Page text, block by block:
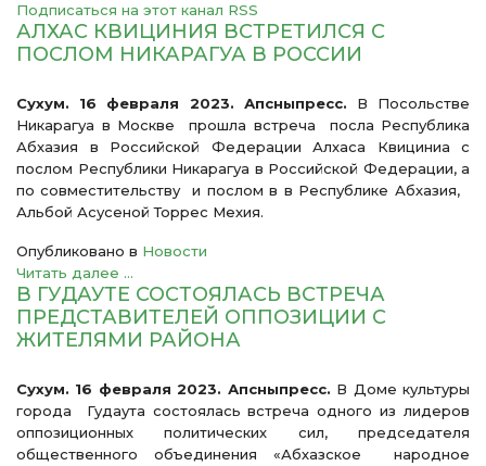
Подписаться на этот канал RSS
АЛХАС КВИЦИНИЯ ВСТРЕТИЛСЯ С
ПОСЛОМ НИКАРАГУА В РОССИИ
Сухум. 16 февраля 2023. Апсныпресс. В Посольстве
Никарагуа в Москве
прошла встреча посла Республика
Абхазия в Российской Федерации Алхаса Квициниа с
послом Республики Никарагуа в Российской Федерации, а
по совместительству и послом в в Республике Абхазия,
Альбой Асусеной Торрес Мехия.
Опубликовано в Новости
Читать далее ...
В ГУДАУТЕ СОСТОЯЛАСЬ ВСТРЕЧА
ПРЕДСТАВИТЕЛЕЙ ОППОЗИЦИИ С
ЖИТЕЛЯМИ РАЙОНА
Сухум. 16 февраля 2023. Апсныпресс. В Доме культуры
города Гудаута состоялась встреча одного из лидеров
оппозиционных политических сил, председателя
общественного объединения «Абхазское народное